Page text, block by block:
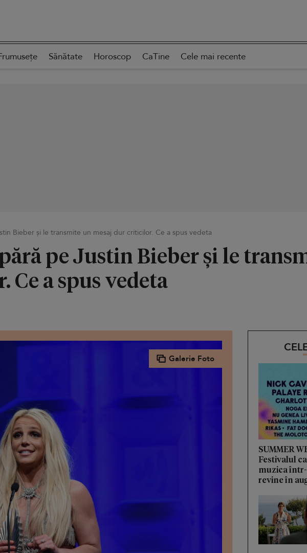
Sănătate Horoscop CaTine Cele mai recente
Bieber și le transmite un mesaj dur criticilor. Ce a spus vedeta
pe Justin Bieber și le
a spus vedeta
Galerie Foto
SUMMER
Festivalul
muzica
revine în